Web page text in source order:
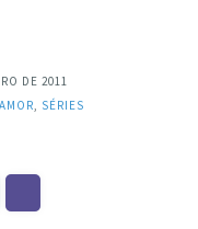
DE 2011
SÉRIES